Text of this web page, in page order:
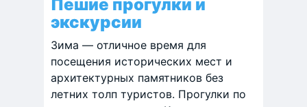
Пешие прогулки и
экскурсии
Зима — отличное время для
посещения исторических мест и
архитектурных памятников без
летних толп туристов. Прогулки по